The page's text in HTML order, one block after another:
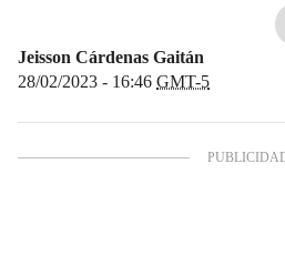
Jeisson Cárdenas Gaitán
28/02/2023 - 16:46 GMT-5